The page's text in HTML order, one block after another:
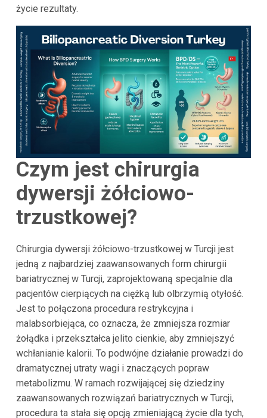
życie rezultaty.
Czym jest chirurgia
dywersji żółciowo-
trzustkowej?
Chirurgia dywersji żółciowo-trzustkowej w Turcji jest
jedną z najbardziej zaawansowanych form chirurgii
bariatrycznej w Turcji, zaprojektowaną specjalnie dla
pacjentów cierpiących na ciężką lub olbrzymią otyłość.
Jest to połączona procedura restrykcyjna i
malabsorbiejąca, co oznacza, że zmniejsza rozmiar
żołądka i przekształca jelito cienkie, aby zmniejszyć
wchłanianie kalorii. To podwójne działanie prowadzi do
dramatycznej utraty wagi i znaczących popraw
metabolizmu. W ramach rozwijającej się dziedziny
zaawansowanych rozwiązań bariatrycznych w Turcji,
procedura ta stała się opcją zmieniającą życie dla tych,